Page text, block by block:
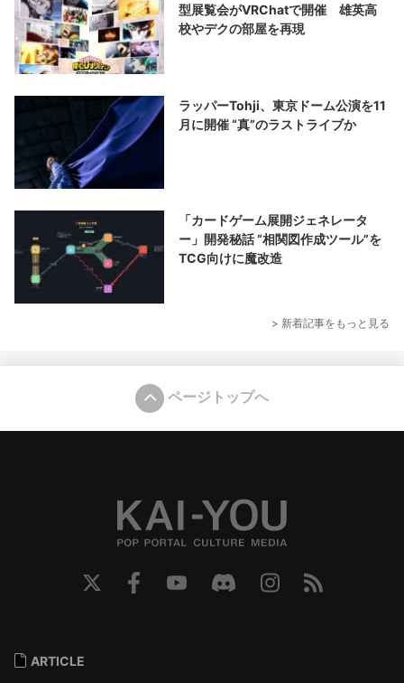
型展覧会がVRChatで開催 雄英高
校やデクの部屋を再現
ラッパーTohji、東京ドーム公演を11
月に開催 “真”のラストライブか
「カードゲーム展開ジェネレータ
ー」開発秘話 “相関図作成ツール”を
TCG向けに魔改造
> 新着記事をもっと見る
ページトップへ
ARTICLE